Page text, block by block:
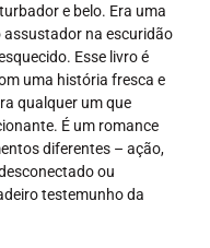
e belo. Era uma
na escuridão
Esse livro é
uma história fresca e
qualquer um que
É um romance
diferentes – ação,
ou
testemunho da